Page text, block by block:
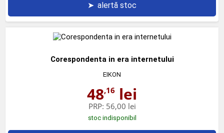
➤ alertă stoc
Corespondenta in era internetului
EIKON
48,16 lei
PRP: 56,00 lei
stoc indisponibil